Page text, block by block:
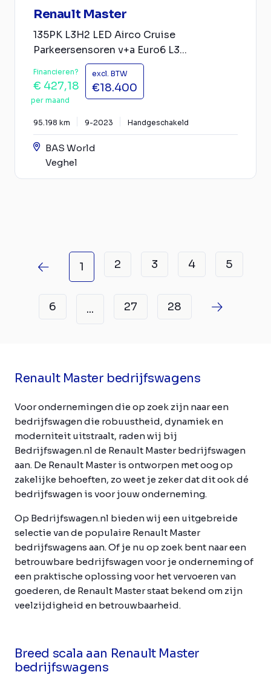
Renault Master
135PK L3H2 LED Airco Cruise
Parkeersensoren v+a Euro6 L3...
Financieren?
€ 427,18
per maand
excl. BTW
€18.400
95.198 km 9-2023 Handgeschakeld
BAS World
Veghel
1 2 3 4 5
6 ... 27 28
Renault Master bedrijfswagens
Voor ondernemingen die op zoek zijn naar een
bedrijfswagen die robuustheid, dynamiek en
moderniteit uitstraalt, raden wij bij
Bedrijfswagen.nl de Renault Master bedrijfswagen
aan. De Renault Master is ontworpen met oog op
zakelijke behoeften, zo weet je zeker dat dit ook dé
bedrijfswagen is voor jouw onderneming.
Op Bedrijfswagen.nl bieden wij een uitgebreide
selectie van de populaire Renault Master
bedrijfswagens aan. Of je nu op zoek bent naar een
betrouwbare bedrijfswagen voor je onderneming of
een praktische oplossing voor het vervoeren van
goederen, de Renault Master staat bekend om zijn
veelzijdigheid en betrouwbaarheid.
Breed scala aan Renault Master
bedrijfswagens